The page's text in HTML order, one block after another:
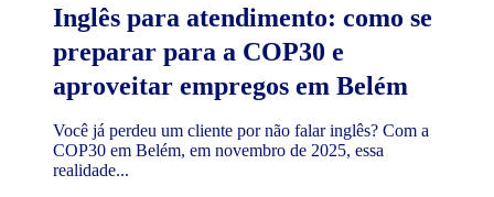
Inglês para atendimento: como se
preparar para a COP30 e
aproveitar empregos em Belém
Você já perdeu um cliente por não falar inglês? Com a
COP30 em Belém, em novembro de 2025, essa
realidade...